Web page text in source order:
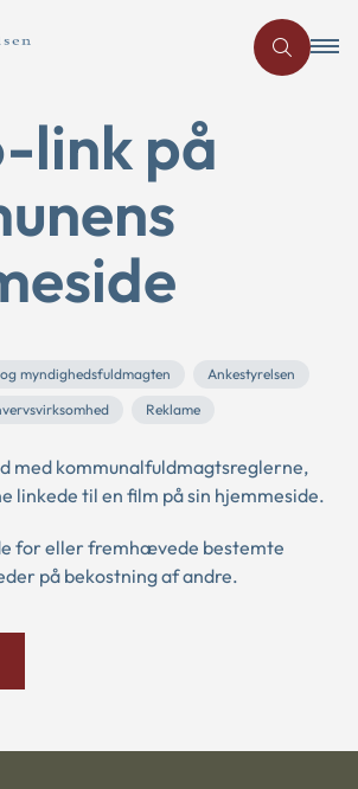
link på
myndighedsfuldmagten
Ankestyrelsen
Reklame
med kommunalfuldmagtsreglerne,
linkede til en film på sin hjemmeside.
for eller fremhævede bestemte
på bekostning af andre.